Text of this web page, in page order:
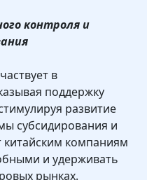
контроля и
в
поддержку
развитие
субсидирования и
компаниям
и удерживать
рынках.